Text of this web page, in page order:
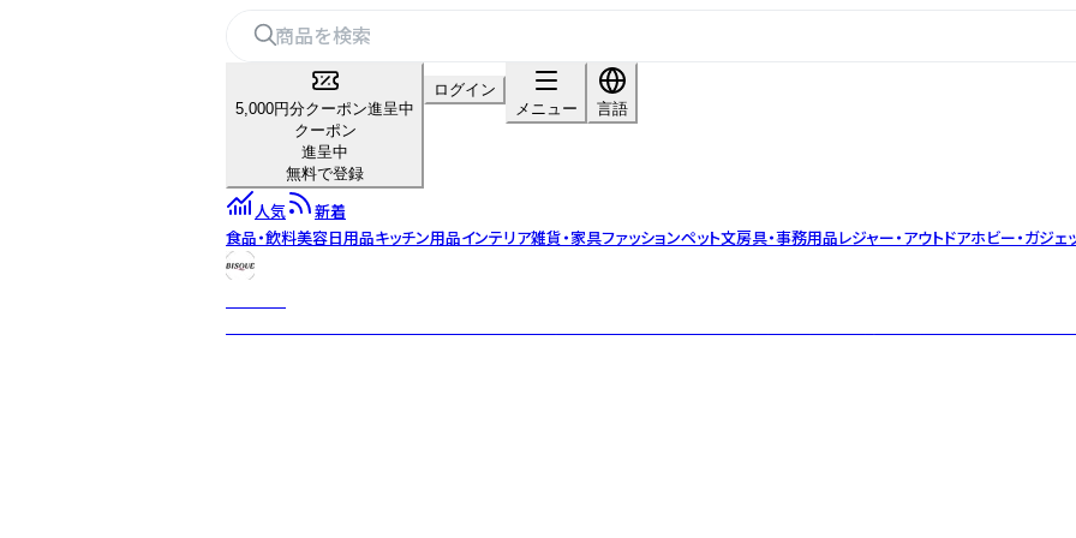
5,000円分クーポン進呈中
クーポン
進呈中
無料で登録
ログイン
メニュー
言語
人気
新着
食品・飲料美容日用品キッチン用品インテリア雑貨・家具ファッションペット文房具・事務用品レジャー・アウトドアホビー・ガジェ